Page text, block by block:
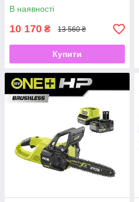
В наявності
10 170 ₴ 13 560 ₴
Купити